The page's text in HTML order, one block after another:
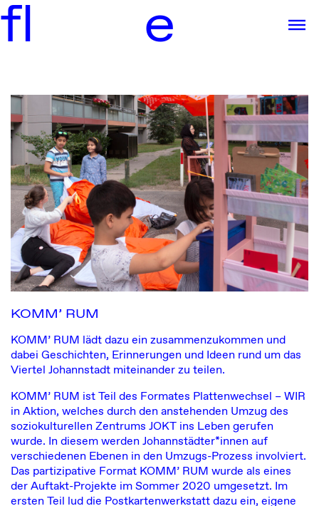
fl e
KOMM’ RUM
KOMM’ RUM lädt dazu ein zusammenzukommen und
dabei Geschichten, Erinnerungen und Ideen rund um das
Viertel Johannstadt miteinander zu teilen.
KOMM’ RUM ist Teil des Formates Plattenwechsel – WIR
in Aktion, welches durch den anstehenden Umzug des
soziokulturellen Zentrums JOKT ins Leben gerufen
wurde. In diesem werden Johannstädter*innen auf
verschiedenen Ebenen in den Umzugs-Prozess involviert.
Das partizipative Format KOMM’ RUM wurde als eines
der Auftakt-Projekte im Sommer 2020 umgesetzt. Im
ersten Teil lud die Postkartenwerkstatt dazu ein, eigene